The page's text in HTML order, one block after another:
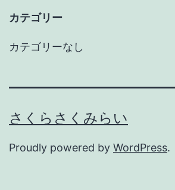
カテゴリー
カテゴリーなし
さくらさくみらい
Proudly powered by WordPress.